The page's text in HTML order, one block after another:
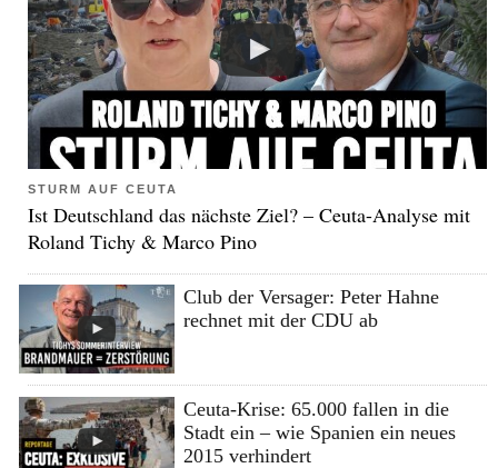
STURM AUF CEUTA
Ist Deutschland das nächste Ziel? – Ceuta-Analyse mit
Roland Tichy & Marco Pino
Club der Versager: Peter Hahne
rechnet mit der CDU ab
Ceuta-Krise: 65.000 fallen in die
Stadt ein – wie Spanien ein neues
2015 verhindert